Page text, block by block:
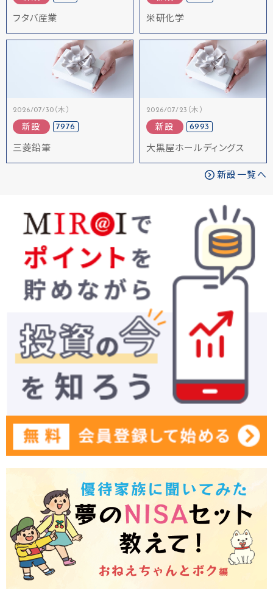
フタバ産業 栄研化学
2026/07/30（木）
新設 7976
三菱鉛筆
2026/07/23（木）
新設 6993
大黒屋ホールディングス
新設一覧へ